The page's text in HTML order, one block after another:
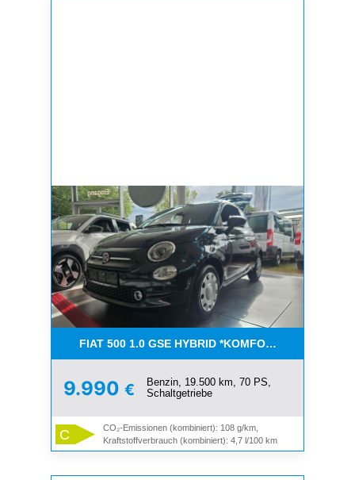
FIAT 500 1.0 GSE HYBRID *KOMFORT PAKET*CAR-
9.990 €
Benzin, 19.500 km, 70 PS,
Schaltgetriebe
C
CO₂-Emissionen (kombiniert): 108 g/km,
Kraftstoffverbrauch (kombiniert): 4,7 l/100 km